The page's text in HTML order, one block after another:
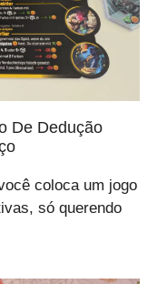
De Dedução
coloca um jogo
só querendo